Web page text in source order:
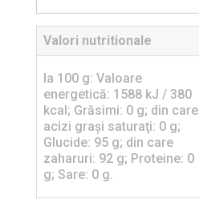
Valori nutritionale
la 100 g: Valoare
energetică: 1588 kJ / 380
kcal; Grăsimi: 0 g; din care
acizi graşi saturaţi: 0 g;
Glucide: 95 g; din care
zaharuri: 92 g; Proteine: 0
g; Sare: 0 g.